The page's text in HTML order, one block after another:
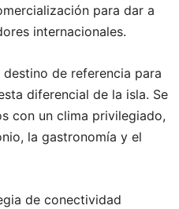
para dar a
internacionales.
de referencia para
diferencial de la isla. Se
con un clima privilegiado,
la gastronomía y el
de conectividad